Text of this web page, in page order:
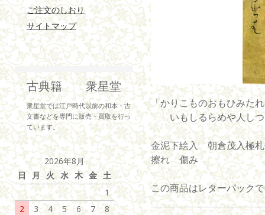
「かりこものおもひみた
いもしるらめや人しつ
金泥下絵入 朝倉茂入極
擦れ 傷み
この商品はレターパック
ご注文のしおり
サイトマップ
古典籍 衆星堂
衆星堂では江戸時代以前の和本・古
文書などを専門に販売・買取を行っ
ています。
2026年8月
日 月 火 水 木 金 土
1
2
3 4 5 6 7
8